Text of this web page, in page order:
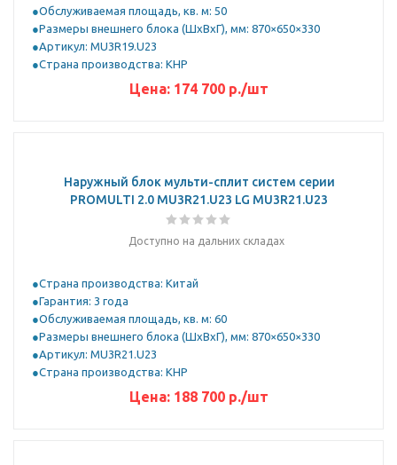
Обслуживаемая площадь, кв. м: 50
Размеры внешнего блока (ШхВхГ), мм: 870×650×330
Артикул: MU3R19.U23
Страна производства: КНР
Цена: 174 700 р./шт
Наружный блок мульти-сплит систем серии
PROMULTI 2.0 MU3R21.U23 LG MU3R21.U23
Доступно на дальних складах
Страна производства: Китай
Гарантия: 3 года
Обслуживаемая площадь, кв. м: 60
Размеры внешнего блока (ШхВхГ), мм: 870×650×330
Артикул: MU3R21.U23
Страна производства: КНР
Цена: 188 700 р./шт